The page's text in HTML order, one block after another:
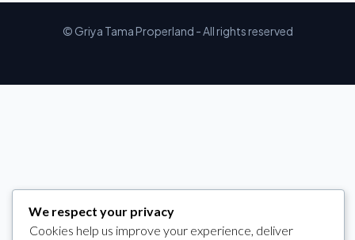
© Griya Tama Properland - All rights reserved
We respect your privacy
Cookies help us improve your experience, deliver